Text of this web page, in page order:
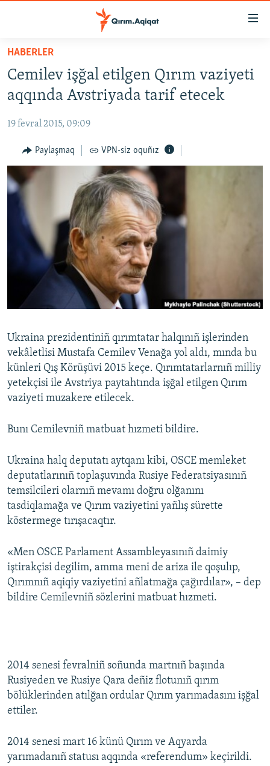
Esas
qaytmaq
Baş
navigatsiyağa
qaytmaq
qaytmaq
HABERLER
İQTİSADİYAT
CEMİYET
MEDENİYET
İNSAN AQLARI
VİDEO
SÜRET
BLOGLAR
Русский
Українською
QOŞULIÑIZ!
RFE/RS bütün saytları
HABERLER
Cemilev işğal etilgen Qırım vaziyeti
aqqında Avstriyada tarif etecek
19 fevral 2015, 09:09
Paylaşmaq VPN-siz oquñız
Ukraina prezidentiniñ qırımtatar halqınıñ işlerinden
vekâletlisi Mustafa Cemilev Venağa yol aldı, mında bu
künleri Qış Körüşüvi 2015 keçe. Qırımtatarlarnıñ milliy
yetekçisi ile Avstriya paytahtında işğal etilgen Qırım
vaziyeti muzakere etilecek.
Bunı Cemilevniñ matbuat hızmeti bildire.
Ukraina halq deputatı aytqanı kibi, OSCE memleket
deputatlarınıñ toplaşuvında Rusiye Federatsiyasınıñ
temsilcileri olarnıñ mevamı doğru olğanını
tasdiqlamağa ve Qırım vaziyetini yañlış sürette
köstermege tırışacaqtır.
«Men OSCE Parlament Assambleyasınıñ daimiy
iştirakçisi degilim, amma meni de ariza ile qoşulıp,
Qırımnıñ aqiqiy vaziyetini añlatmağa çağırdılar», – dep
bildire Cemilevniñ sözlerini matbuat hızmeti.
2014 senesi fevralniñ soñunda martnıñ başında
Rusiyeden ve Rusiye Qara deñiz flotunıñ qırım
bölüklerinden atılğan ordular Qırım yarımadasını işğal
ettiler.
2014 senesi mart 16 künü Qırım ve Aqyarda
yarımadanıñ statusı aqqında «referendum» keçirildi.